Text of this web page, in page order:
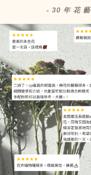
- 30 年 花